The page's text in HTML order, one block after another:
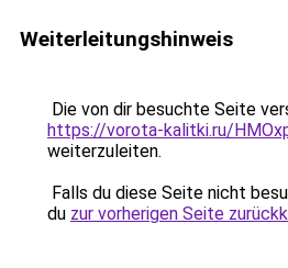
Weiterleitungshinweis
Die von dir besuchte Seite
https://vorota-kalitki.ru/
weiterzuleiten.
Falls du diese Seite nicht
du zur vorherigen Seite